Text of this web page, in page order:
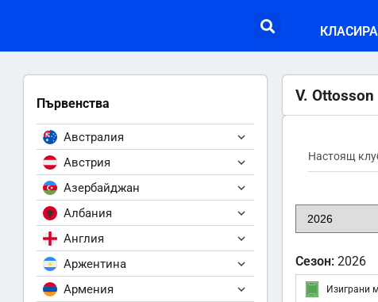
Първенства
Австралия
Австрия
Азербайджан
Албания
Англия
Аржентина
Армения
V. Ottosson
Настоящ
Сезон: 2026
Изиграни